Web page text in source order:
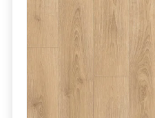
Sprawdź